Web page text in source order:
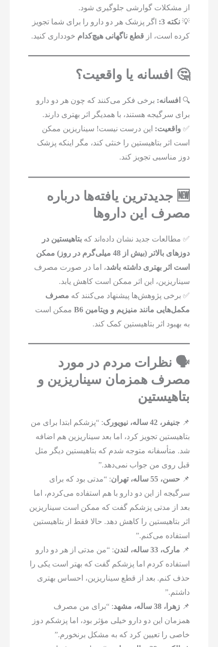
از مشکلات گوارشی جلوگیری شود.
💡نکته 3:
اگر پزشک هر دو دارو را برای شما تجویز
کرده است، از قطع ناگهانی هیچ‌کدام خودداری کنید.
🤔 افسانه یا واقعیت؟
🔍 افسانه: برخی فکر می‌کنند که چون هر دو دارو
برای سرگیجه هستند، با همدیگر اثر بهتری دارند.
✅ واقعیت: این درست نیست! سیناریزین ممکن
است اثر بتاهیستین را خنثی کند، مگر اینکه پزشک
دوز مناسبی تجویز کند.
🆕 جدیدترین یافته‌ها درباره
مصرف این داروها
✅ مطالعات جدید نشان داده‌اند کهبتاهیستین در
دوزهای بالاتر (بیش از 48 میلی‌گرم در روز) ممکن
است اثر بهتری داشته باشد، اما در صورت مصرف
سیناریزین، این اثر ممکن است کاهش یابد.
✅ برخی پژوهش‌ها پیشنهاد می‌کنند که مصرف
مکمل‌هایی مانند منیزیم و ویتامین B6
ممکن است
به بهبود اثر بتاهیستین کمک کند.
🗣️ نظرات مردم در مورد
مصرف همزمان سیناریزین و
بتاهیستین
📌جنیفر، 42 ساله، نیویورک
: “پزشکم ابتدا برای من
بتاهیستین تجویز کرد، اما بعد سیناریزین هم اضافه
شد. متأسفانه متوجه شدم که بتاهیستین دیگر مثل
قبل روی من جواب نمی‌دهد.”
📌حسن، 55 ساله، تهران
: “مدتی بود که برای
سرگیجه از این دو دارو با هم استفاده می‌کردم، اما
بعد از مدتی پزشکم گفت که ممکن است سیناریزین
اثر بتاهیستین را کاهش دهد. حالا فقط از بتاهیستین
استفاده می‌کنم.”
📌 مارک، 33 ساله، لندن
: “من مدتی از هر دو دارو
استفاده کردم اما پزشکم گفت که بهتر است یکی را
حذف کنم. بعد از قطع سیناریزین، احساس بهتری
داشتم.”
📌زهرا، 38 ساله، مشهد
: “برای من مصرف
همزمان این دو دارو خیلی مؤثر بود، اما پزشکم دوز
خاصی را تعیین کرد که به مشکل برنخورم.”